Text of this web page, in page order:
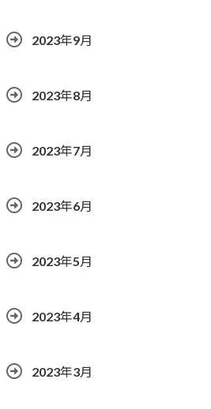
2023年9月
2023年8月
2023年7月
2023年6月
2023年5月
2023年4月
2023年3月